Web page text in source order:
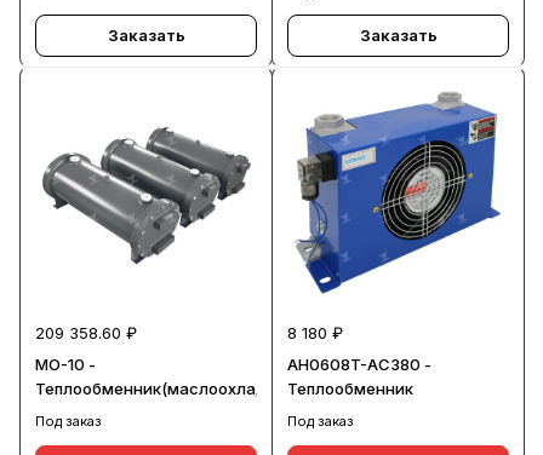
Заказать Заказать
209 358.60 ₽
МО-10 -
Теплообменник(маслоохладитель)
Под заказ
8 180 ₽
AH0608T-AC380 -
Теплообменник
Под заказ